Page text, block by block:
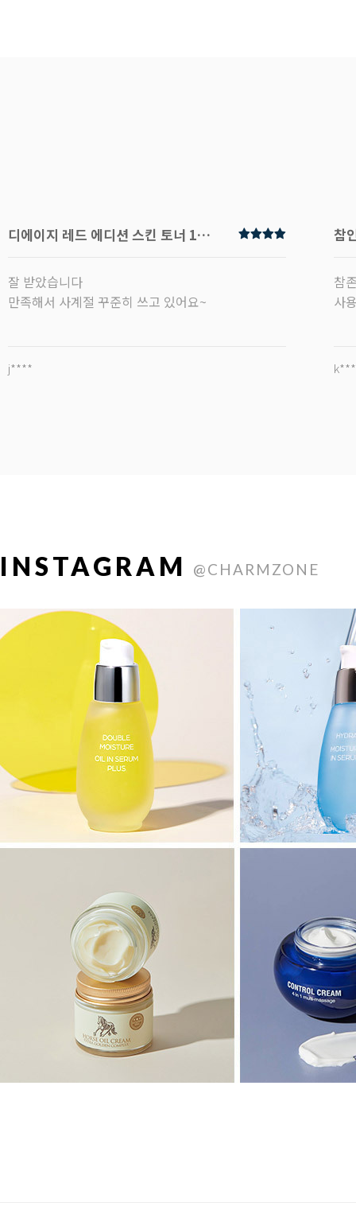
디에이지 레드 에디션 스킨 토너 120ml
잘 받았습니다
만족해서 사계절 꾸준히 쓰고 있어요~
j****
참
참
사
INSTAGRAM @CHARMZONE